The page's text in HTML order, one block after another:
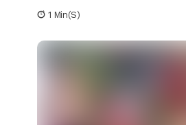
1 Min(s)